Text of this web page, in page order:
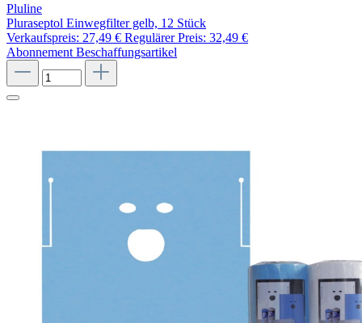
Pluline
Pluraseptol Einwegfilter gelb, 12 Stück
Verkaufspreis: 27,49 € Regulärer Preis: 32,49 €
Abonnement Beschaffungsartikel